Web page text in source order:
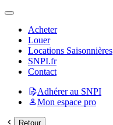
Acheter
Louer
Locations Saisonnières
SNPI.fr
Contact
Adhérer au SNPI
Mon espace pro